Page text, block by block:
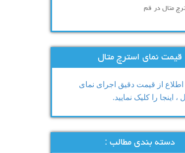
متال در قم
قیمت نمای استرچ متال
اطلاع از قیمت دقیق اجرای نمای
اینجا را کلیک نمایید.
دسته بندی مطالب :